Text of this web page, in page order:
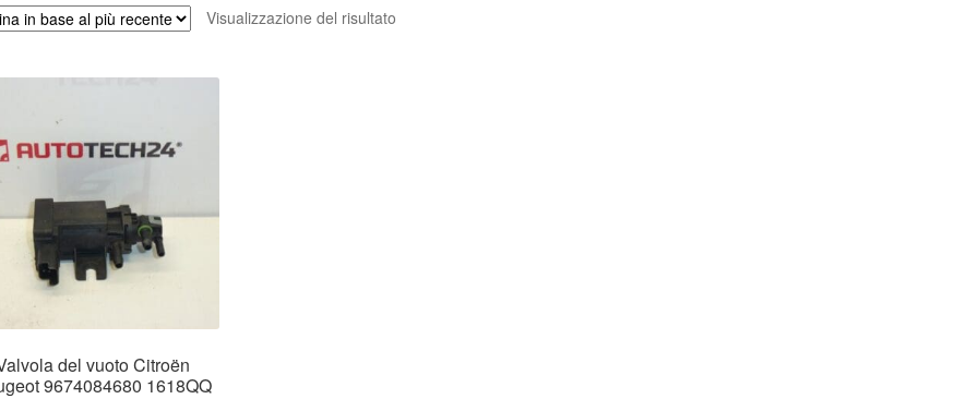
Visualizzazione del risultato
del vuoto Citroën
9674084680 1618QQ